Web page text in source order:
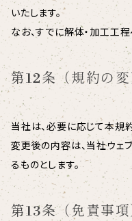
いたします。
なお、すでに解体・加工工
第12条（規約の
当社は、必要に応じて本規
変更後の内容は、当社ウェ
るものとします。
第13条（免責事